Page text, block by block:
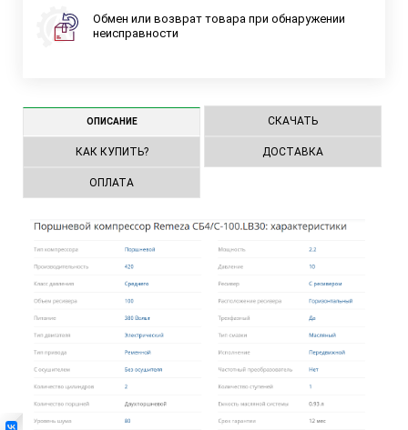
Обмен или возврат товара при обнаружении
неисправности
ОПИСАНИЕ СКАЧАТЬ
КАК КУПИТЬ? ДОСТАВКА
ОПЛАТА